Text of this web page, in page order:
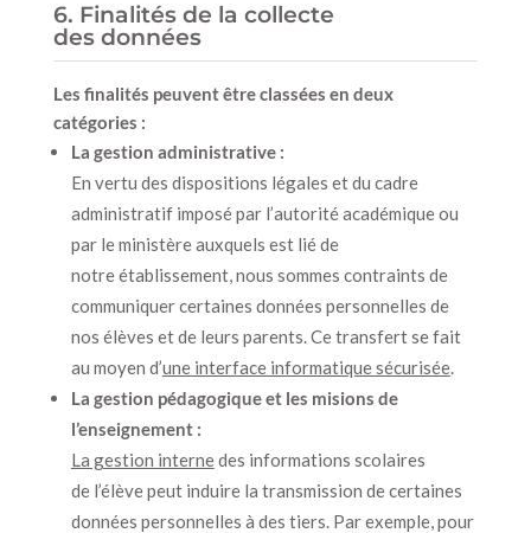
6. Finalités de la collecte
des données
Les finalités peuvent être classées en deux
catégories :
La gestion administrative :
En vertu des dispositions légales et du cadre
administratif imposé par l’autorité académique ou
par le ministère auxquels est lié de
notre établissement, nous sommes contraints de
communiquer certaines données personnelles de
nos élèves et de leurs parents. Ce transfert se fait
au moyen d’une interface informatique sécurisée.
La gestion pédagogique et les misions de
l’enseignement :
La gestion internedes informations scolaires
de l’élève peut induire la transmission de certaines
données personnelles à des tiers. Par exemple, pour